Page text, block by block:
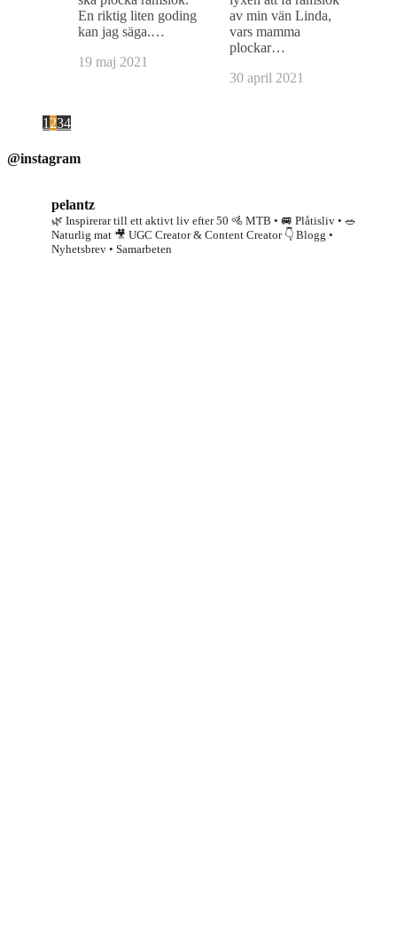
En riktig liten goding
kan jag säga.…
19 maj 2021
av min vän Linda,
vars mamma
plockar…
30 april 2021
1 234
@instagram
pelantz
🌿 Inspirerar till ett aktivt liv efter 50 🚵 MTB • 🚐 Plåtisliv • 🥗
Naturlig mat 🎥 UGC Creator & Content Creator👇 Blogg •
Nyhetsbrev • Samarbeten